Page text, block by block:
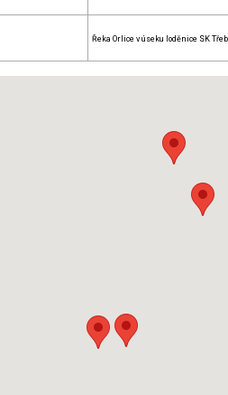
Řeka Orlice v úseku loděnice SK